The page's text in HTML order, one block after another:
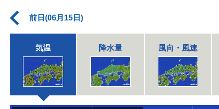
前日(06月15日)
気温 降水量 風向・風速